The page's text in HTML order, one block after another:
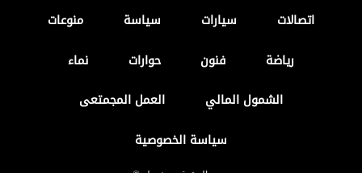
اتصالات
سيارات سياسة
منوعات
رياضة
فنون حوارات
نماء
الشمول المالي
العمل المجمتعى
سياسة الخصوصية